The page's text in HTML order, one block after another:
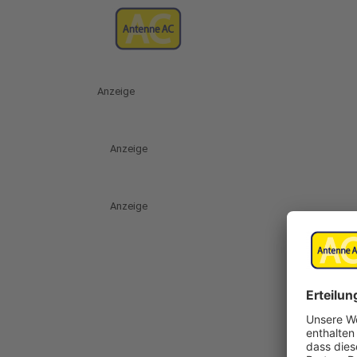
Anzeige
Anzeige
Anzeige